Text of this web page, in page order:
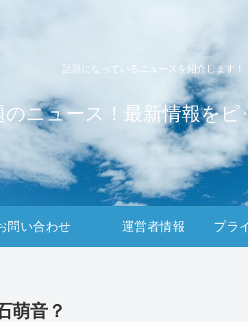
話題になっているニュースを紹介します！
ニュース！最新情報をピ
問い合わせ 運営者情報
萌音？